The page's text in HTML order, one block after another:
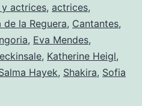
actrices, actrices,
de la Reguera, Cantantes,
, Eva Mendes,
, Katherine Heigl,
Hayek, Shakira, Sofia